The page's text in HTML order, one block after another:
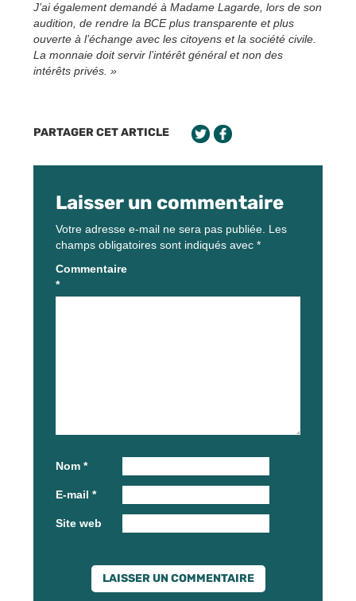
J’ai également demandé à Madame Lagarde, lors de son
audition, de rendre la BCE plus transparente et plus
ouverte à l’échange avec les citoyens et la société civile.
La monnaie doit servir l’intérêt général et non des
intérêts privés. »
PARTAGER CET ARTICLE
Laisser un commentaire
Votre adresse e-mail ne sera pas publiée. Les
champs obligatoires sont indiqués avec *
Commentaire
*
Nom *
E-mail *
Site web